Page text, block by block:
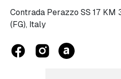
Contrada Perazzo SS 17
(FG), Italy